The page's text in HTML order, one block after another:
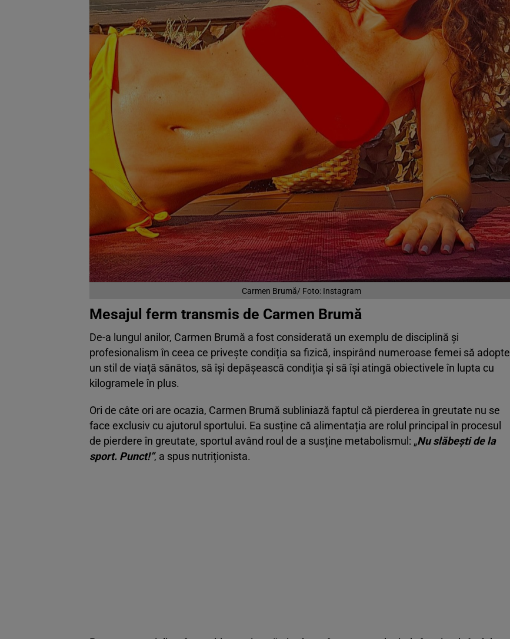
Carmen Brumă/ Foto: Instagram
Mesajul ferm transmis de Carmen Brumă
De-a lungul anilor, Carmen Brumă a fost considerată un exemplu de disciplină și
profesionalism în ceea ce privește condiția sa fizică, inspirând numeroase femei să adopte
un stil de viață sănătos, să își depășească condiția și să își atingă obiectivele în lupta cu
kilogramele în plus.
Ori de câte ori are ocazia, Carmen Brumă subliniază faptul că pierderea în greutate nu se
face exclusiv cu ajutorul sportului. Ea susține că alimentația are rolul principal în procesul
de pierdere în greutate, sportul având roul de a susține metabolismul: „Nu slăbești de la
sport. Punct!”, a spus nutriționista.